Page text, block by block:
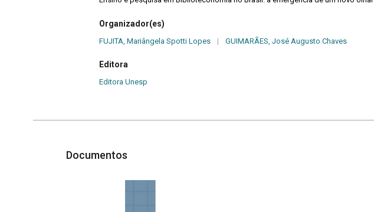
Organizador(es)
FUJITA, Mariângela Spotti Lopes | GUIMARÃES, José Augusto Chaves
Editora
Editora Unesp
Documentos